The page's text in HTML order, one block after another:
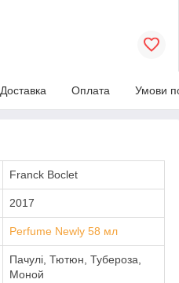
Доставка Оплата Умови
Franck Boclet
2017
Perfume Newly 58 мл
Пачулі, Тютюн, Тубероза,
Моной